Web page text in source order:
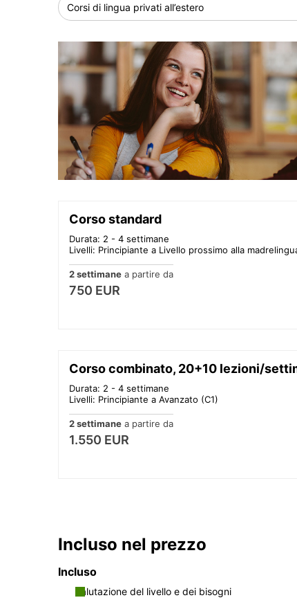
Corsi di lingua privati all’estero
Corso standard
Durata: 2 - 4 settimane
Livelli: Principiante a Livello prossimo alla
2 settimane a partire da
750 EUR
Corso combinato, 20+10 lezioni/
Durata: 2 - 4 settimane
Livelli: Principiante a Avanzato (C1)
2 settimane a partire da
1.550 EUR
Incluso nel prezzo
Incluso
Valutazione del livello e dei bisogni